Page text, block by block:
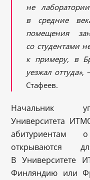
не
в средние
помещения
со студентами
к примеру, в
уезжал оттуда»,
Стафеев.
Начальник
Университета
абитуриентам
открываются
В Университете
Финляндию или